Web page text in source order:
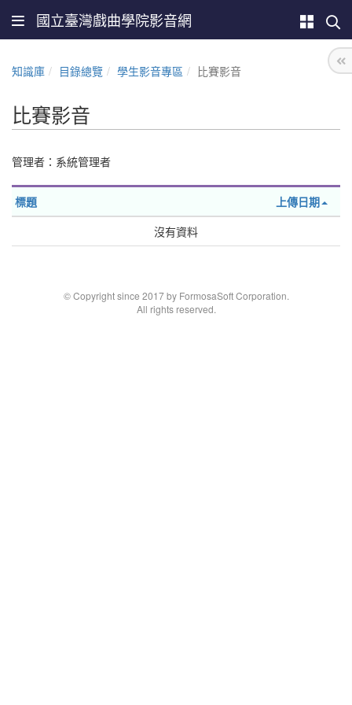
國立臺灣戲曲學院影音網
知識庫 目錄總覽 學生影音專區 比賽影音
比賽影音
管理者：系統管理者
標題
上傳日期
沒有資料
© Copyright since 2017 by FormosaSoft Corporation.
All rights reserved.